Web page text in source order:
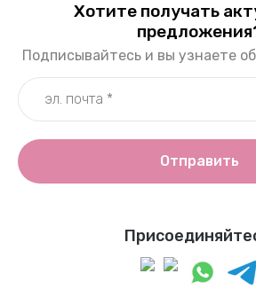
Хотите получать
Подписывайтесь и вы узнаете
Отправить